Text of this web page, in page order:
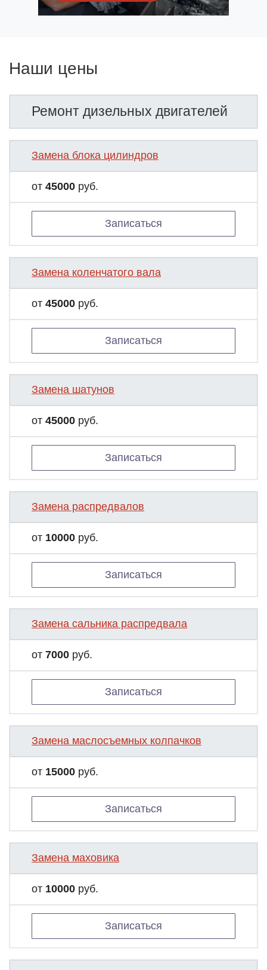
Наши цены
Ремонт дизельных двигателей
Замена блока цилиндров
от 45000 руб.
Записаться
Замена коленчатого вала
от 45000 руб.
Записаться
Замена шатунов
от 45000 руб.
Записаться
Замена распредвалов
от 10000 руб.
Записаться
Замена сальника распредвала
от 7000 руб.
Записаться
Замена маслосъемных колпачков
от 15000 руб.
Записаться
Замена маховика
от 10000 руб.
Записаться